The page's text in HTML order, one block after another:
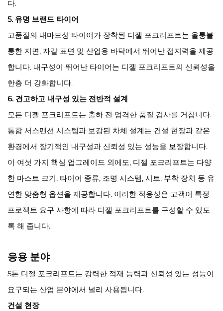
다.
5. 유명 브랜드 타이어
고품질의 내마모성 타이어가 장착된 디젤 포크리프트는 울퉁불
퉁한 지면, 자갈 표면 및 산업용 바닥에서 뛰어난 접지력을 제공
합니다. 내구성이 뛰어난 타이어는 디젤 포크리프트의 신뢰성을
한층 더 강화합니다.
6. 견고하고 내구성 있는 전반적 설계
모든 디젤 포크리프트는 출하 전 엄격한 품질 검사를 거칩니다.
통합 서스펜션 시스템과 보강된 차체 설계는 건설 현장과 같은
환경에서 장기적인 내구성과 신뢰성 있는 성능을 보장합니다.
이 여섯 가지 핵심 업그레이드 외에도, 디젤 포크리프트는 다양
한 마스트 크기, 타이어 종류, 조명 시스템, 시트, 부착 장치 등 유
연한 맞춤형 옵션을 제공합니다. 이러한 적응성은 고객이 특정
프로젝트 요구 사항에 따라 디젤 포크리프트를 구성할 수 있도
록 해 줍니다.
응용 분야
5톤 디젤 포크리프트는 강력한 적재 능력과 신뢰성 있는 성능이
요구되는 산업 분야에서 널리 사용됩니다.
건설 현장